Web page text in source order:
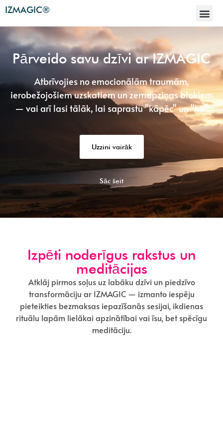
IZMAGIC®
Pārveido savu dzīvi ar IZMAGIC
Atbrīvojies no emocionālām traumām,
ierobežojošiem uzskatiem un zemapziņas blokiem
— vai arī lasi tālāk, lai saprastu "kāpēc" un "kā".
Uzzini vairāk
Sāc šeit
Izpēti noderīgus rakstus un
meditācijas
Atklāj pirmos soļus uz labāku dzīvi un piedzīvo
transformāciju ar IZMAGIC — izmanto iespēju
pieteikties bezmaksas iepazīšanās sesijai, ikdienas
rituālu lapām lielākai apzinātībai vai īsu, bet spēcīgu
meditāciju.